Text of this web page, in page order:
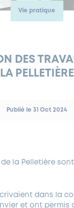
ASSAINISSEMENT
CATASTROPHE
PRATIQUESLIBRE
DURABLE
ARBORÉ
Vie pratique
DES
LA PELLETIÈRE
Publié le 31 Oct 2024
de la Pelletière
dans la
et ont permis